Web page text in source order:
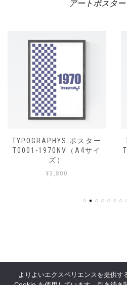
アートポスター
TYPOGRAPHYS ポスター
T0001-1970NV（A4サイ
ズ）
¥3,800
よりよいエクスペリエンスを提供す